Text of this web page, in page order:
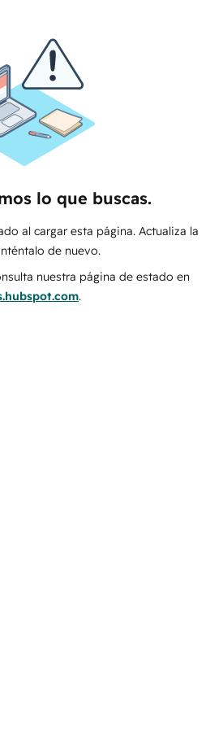
lo que buscas.
al cargar esta página. Actualiza la
de nuevo.
nuestra página de estado en
.